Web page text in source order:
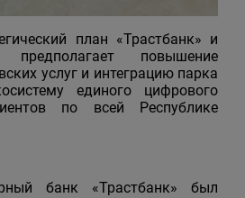
план «Трастбанк» и
повышение
услуг и интеграцию парка
единого цифрового
по всей Республике
банк «Трастбанк» был